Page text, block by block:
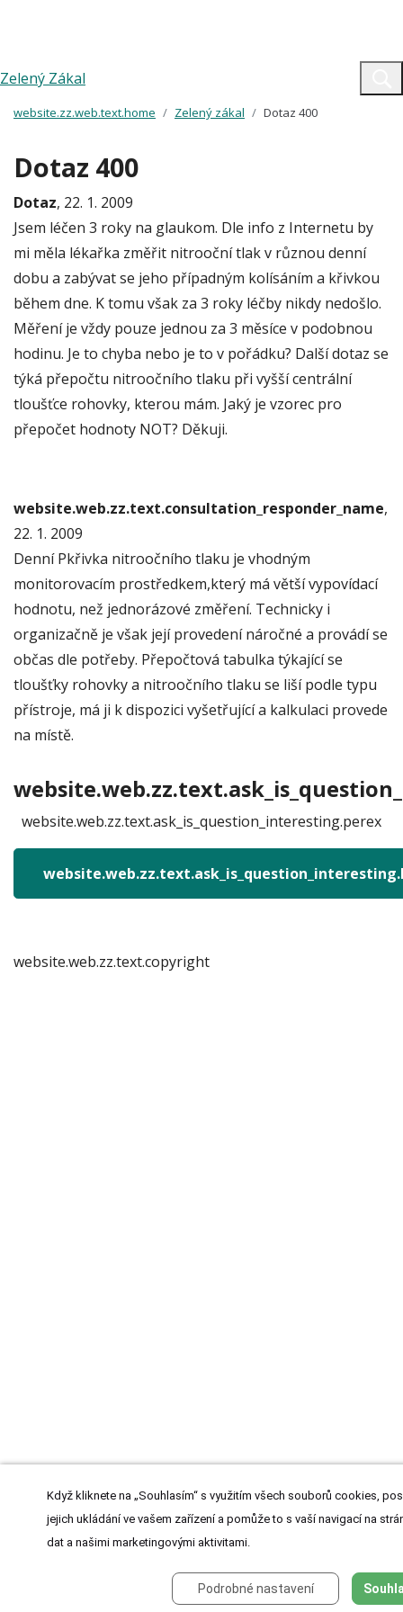
Zelený Zákal
website.zz.web.text.home Zelený zákal Dotaz 400
Dotaz 400
Dotaz, 22. 1. 2009
Jsem léčen 3 roky na glaukom. Dle info z Internetu by
mi měla lékařka změřit nitrooční tlak v různou denní
dobu a zabývat se jeho případným kolísáním a křivkou
během dne. K tomu však za 3 roky léčby nikdy nedošlo.
Měření je vždy pouze jednou za 3 měsíce v podobnou
hodinu. Je to chyba nebo je to v pořádku? Další dotaz se
týká přepočtu nitroočního tlaku při vyšší centrální
tloušťce rohovky, kterou mám. Jaký je vzorec pro
přepočet hodnoty NOT? Děkuji.
website.web.zz.text.consultation_responder_name,
22. 1. 2009
Denní Pkřivka nitroočního tlaku je vhodným
monitorovacím prostředkem,který má větší vypovídací
hodnotu, než jednorázové změření. Technicky i
organizačně je však její provedení náročné a provádí se
občas dle potřeby. Přepočtová tabulka týkající se
tloušťky rohovky a nitroočního tlaku se liší podle typu
přístroje, má ji k dispozici vyšetřující a kalkulaci provede
na místě.
website.web.zz.text.ask_is_question_interesting.perex
website.web.zz.text.copyright
Když kliknete na „Souhlasím“ s využitím všech souborů cookies,
jejich ukládání ve vašem zařízení a pomůže to s vaší navigací na
dat a našimi marketingovými aktivitami.
Podrobné nastavení